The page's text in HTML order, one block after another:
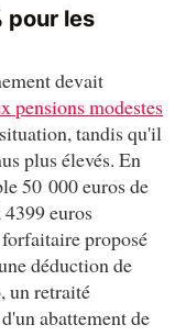
pour les
devait
pensions modestes
tandis qu'il
plus élevés. En
50 000 euros de
euros
proposé
déduction de
un retraité
abattement de